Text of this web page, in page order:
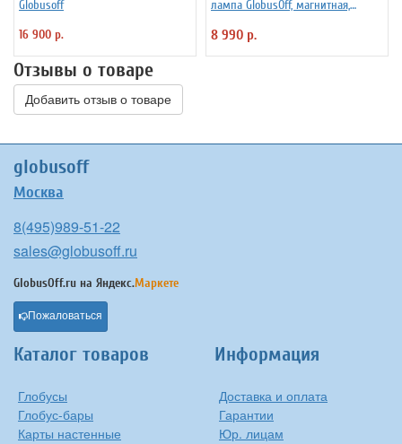
Globusoff
16 900 р.
лампа GlobusOff, магнитная,
8 990 р.
Отзывы о товаре
Добавить отзыв о товаре
globusoff
Москва
8(495)989-51-22
sales@globusoff.ru
GlobusOff.ru на Яндекс.Маркете
Пожаловаться
Каталог товаров
Глобусы
Глобус-бары
Карты настенные
Информация
Доставка и оплата
Гарантии
Юр. лицам